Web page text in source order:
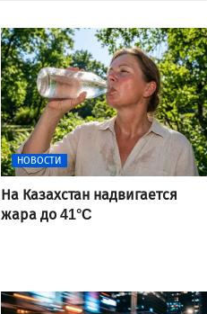
НОВОСТИ
На Казахстан надвигается
жара до 41°C